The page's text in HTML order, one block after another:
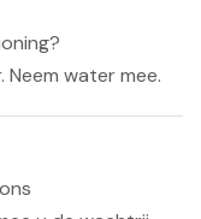
Neem water mee.